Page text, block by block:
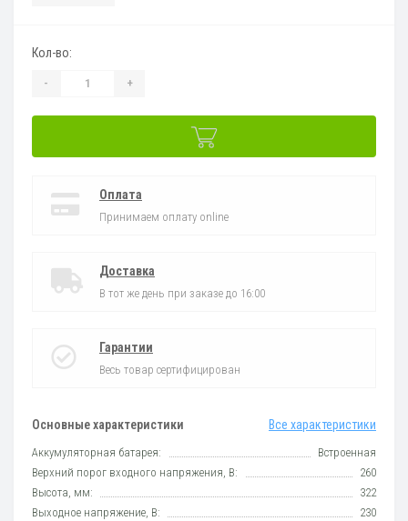
Основные характеристики Все характеристики
Аккумуляторная батарея:
Встроенная
Верхний порог входного напряжения, В:
260
Высота, мм:
322
Выходное напряжение, В:
230
Кол-во:
- +
Оплата
Принимаем оплату online
Доставка
В тот же день при заказе до 16:00
Гарантии
Весь товар сертифицирован